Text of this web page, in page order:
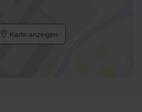
Karte anzeigen